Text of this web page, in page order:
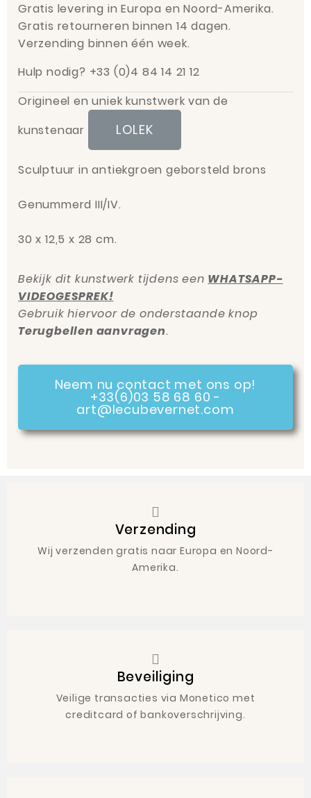
Gratis levering in Europa en Noord-Amerika.
Gratis retourneren binnen 14 dagen.
Verzending binnen één week.
Hulp nodig? +33 (0)4 84 14 21 12
Origineel en uniek kunstwerk van de
kunstenaar
LOLEK
Sculptuur in antiekgroen geborsteld brons
Genummerd III/IV.
30 x 12,5 x 28 cm.
Bekijk dit kunstwerk tijdens een WHATSAPP-
VIDEOGESPREK!
Gebruik hiervoor de onderstaande knop
Terugbellen aanvragen.
Neem nu contact met ons op!
+33(6)03 58 68 60 -
art@lecubevernet.com
Verzending
Wij verzenden gratis naar Europa en Noord-
Amerika.
Beveiliging
Veilige transacties via Monetico met
creditcard of bankoverschrijving.